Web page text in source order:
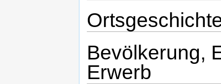
Bevölkerung,
Erwerb